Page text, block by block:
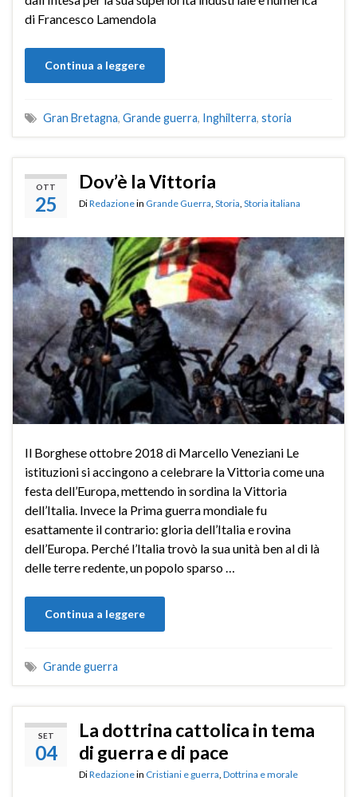
di Francesco Lamendola
Continua a leggere
Gran Bretagna, Grande guerra, Inghilterra, storia
OTT
25
Dov’è la Vittoria
DiRedazionein Grande Guerra Storia Storia italiana
Il Borghese ottobre 2018 di Marcello Veneziani Le
istituzioni si accingono a celebrare la Vittoria come una
festa dell’Europa, mettendo in sordina la Vittoria
dell’Italia. Invece la Prima guerra mondiale fu
esattamente il contrario: gloria dell’Italia e rovina
dell’Europa. Perché l’Italia trovò la sua unità ben al di là
delle terre redente, un popolo sparso …
Continua a leggere
Grande guerra
SET
04
La dottrina cattolica in tema
di guerra e di pace
DiRedazionein Cristiani e guerra Dottrina e morale